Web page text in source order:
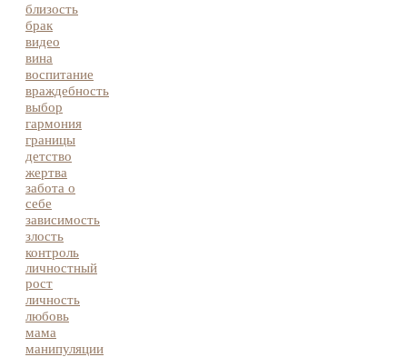
близость
брак
видео
вина
воспитание
враждебность
выбор
гармония
границы
детство
жертва
забота о
себе
зависимость
злость
контроль
личностный
рост
личность
любовь
мама
манипуляции